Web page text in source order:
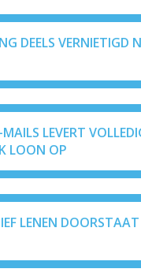
DEELS VERNIETIGD
LEVERT
LOON OP
LENEN DOORSTAAT